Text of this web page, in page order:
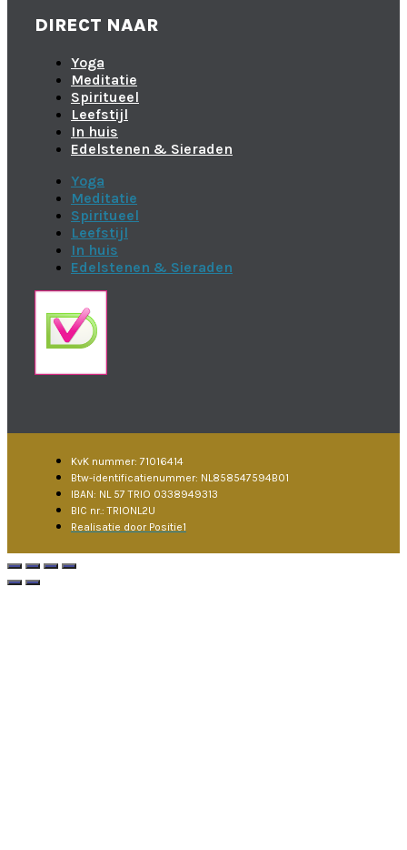
DIRECT NAAR
Yoga
Meditatie
Spiritueel
Leefstijl
In huis
Edelstenen & Sieraden
Yoga
Meditatie
Spiritueel
Leefstijl
In huis
Edelstenen & Sieraden
KvK nummer: 71016414
Btw-identificatienummer: NL858547594B01
IBAN: NL 57 TRIO 0338949313
BIC nr.: TRIONL2U
Realisatie door Positie1